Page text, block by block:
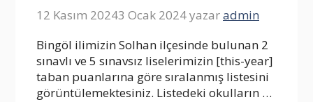
12 Kasım 20243 Ocak 2024yazaradmin
Bingöl ilimizin Solhan ilçesinde bulunan 2
sınavlı ve 5 sınavsız liselerimizin [this-year]
taban puanlarına göre sıralanmış listesini
görüntülemektesiniz. Listedeki okulların …